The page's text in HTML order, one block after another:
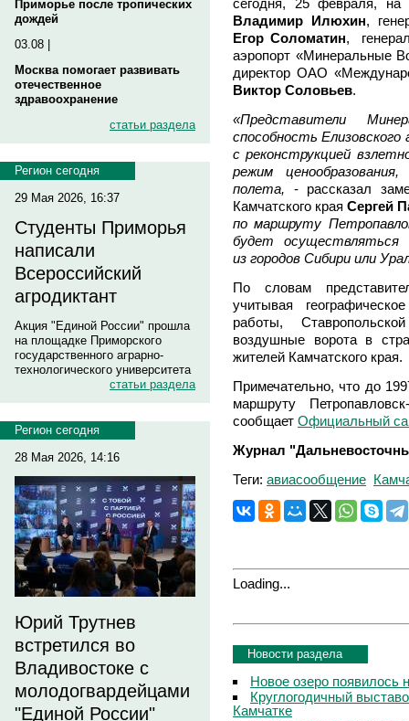
Приморье после тропических
дождей
03.08 |
Москва помогает развивать
отечественное
здравоохранение
статьи раздела
Регион сегодня
29 Мая 2026, 16:37
Студенты Приморья
написали
Всероссийский
агродиктант
Акция "Единой России" прошла
на площадке Приморского
государственного аграрно-
технологического университета
статьи раздела
Регион сегодня
28 Мая 2026, 14:16
Юрий Трутнев
встретился во
Владивостоке с
молодогвардейцами
"Единой России"
Владимир Илюхин,
Егор Соломатин,
аэропорт «Минеральные
директор ОАО
Виктор Соловьев.
«Представители
способность
с реконструкцией
режим
полета, - рассказал
Камчатского края Сергей
по маршруту
будет осуществляться
из городов Сибири или
По словам
учитывая
работы,
воздушные ворота в
жителей Камчатского края.
Примечательно, что до
маршруту
сообщает Официальный
Журнал
Теги: авиасообщение
Loading...
Новости раздела
Новое озеро появилось
Круглогодичный
Камчатке